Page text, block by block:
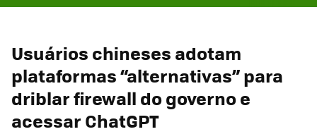
Usuários chineses adotam
plataformas “alternativas” para
driblar firewall do governo e
acessar ChatGPT